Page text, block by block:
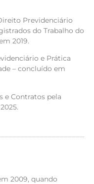
Previdenciário
do Trabalho do
2019.
e Prática
– concluído em
e Contratos pela
2009, quando